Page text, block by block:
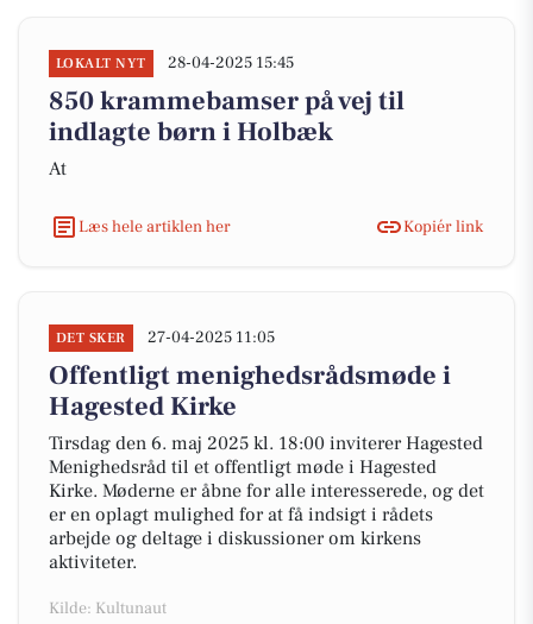
LOKALT NYT 28-04-2025 15:45
850 krammebamser på vej til
indlagte børn i Holbæk
At
Læs hele artiklen her Kopiér link
DET SKER 27-04-2025 11:05
Offentligt menighedsrådsmøde i
Hagested Kirke
Tirsdag den 6. maj 2025 kl. 18:00 inviterer Hagested
Menighedsråd til et offentligt møde i Hagested
Kirke. Møderne er åbne for alle interesserede, og det
er en oplagt mulighed for at få indsigt i rådets
arbejde og deltage i diskussioner om kirkens
aktiviteter.
Kilde: Kultunaut